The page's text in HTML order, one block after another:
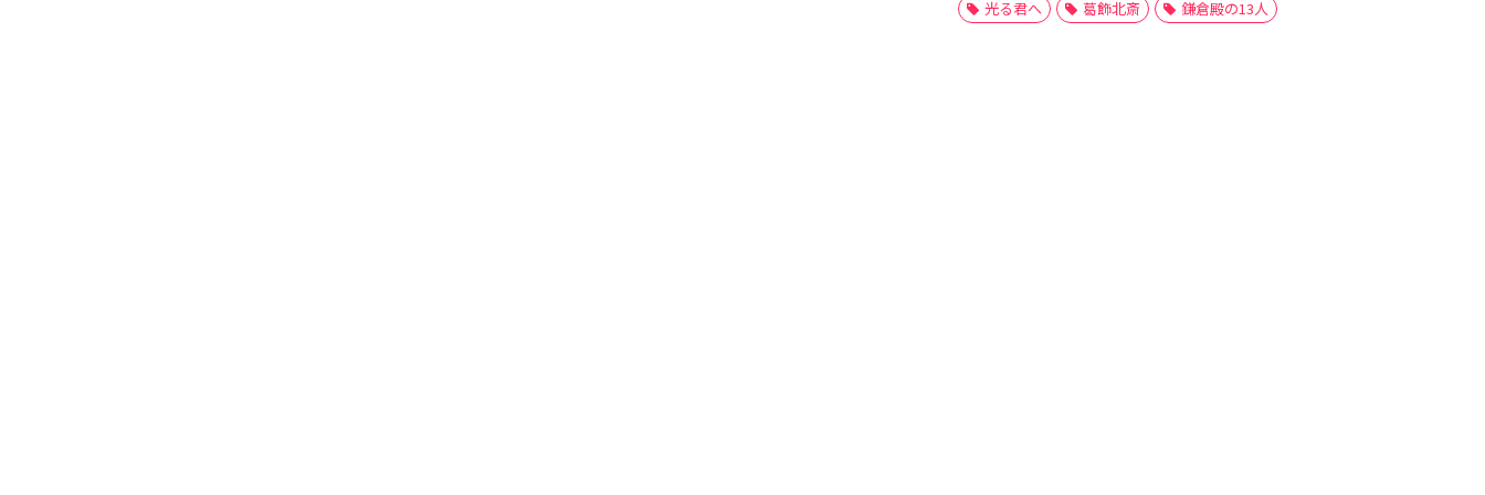
光る君へ 葛飾北斎 鎌倉殿の13人